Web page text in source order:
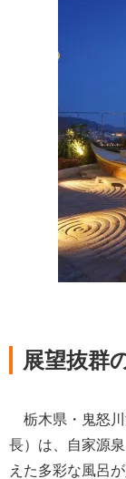
展望抜群
栃木県・鬼怒川
長）は、自家源
えた多彩な風呂が